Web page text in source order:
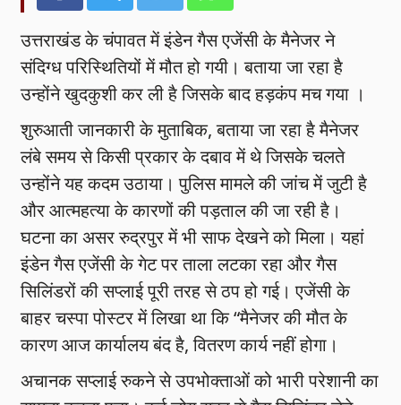
उत्तराखंड के चंपावत में इंडेन गैस एजेंसी के मैनेजर ने
संदिग्ध परिस्थितियों में मौत हो गयी। बताया जा रहा है
उन्होंने खुदकुशी कर ली है जिसके बाद हड़कंप मच गया ।
शुरुआती जानकारी के मुताबिक, बताया जा रहा है मैनेजर
लंबे समय से किसी प्रकार के दबाव में थे जिसके चलते
उन्होंने यह कदम उठाया। पुलिस मामले की जांच में जुटी है
और आत्महत्या के कारणों की पड़ताल की जा रही है।
घटना का असर रुद्रपुर में भी साफ देखने को मिला। यहां
इंडेन गैस एजेंसी के गेट पर ताला लटका रहा और गैस
सिलिंडरों की सप्लाई पूरी तरह से ठप हो गई। एजेंसी के
बाहर चस्पा पोस्टर में लिखा था कि “मैनेजर की मौत के
कारण आज कार्यालय बंद है, वितरण कार्य नहीं होगा।
अचानक सप्लाई रुकने से उपभोक्ताओं को भारी परेशानी का